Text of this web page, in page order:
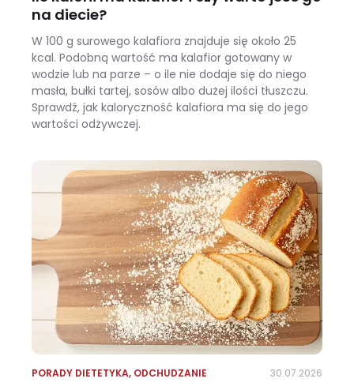
na diecie?
W 100 g surowego kalafiora znajduje się około 25
kcal. Podobną wartość ma kalafior gotowany w
wodzie lub na parze – o ile nie dodaje się do niego
masła, bułki tartej, sosów albo dużej ilości tłuszczu.
Sprawdź, jak kaloryczność kalafiora ma się do jego
wartości odżywczej.
PORADY DIETETYKA, ODCHUDZANIE 30.07.2026